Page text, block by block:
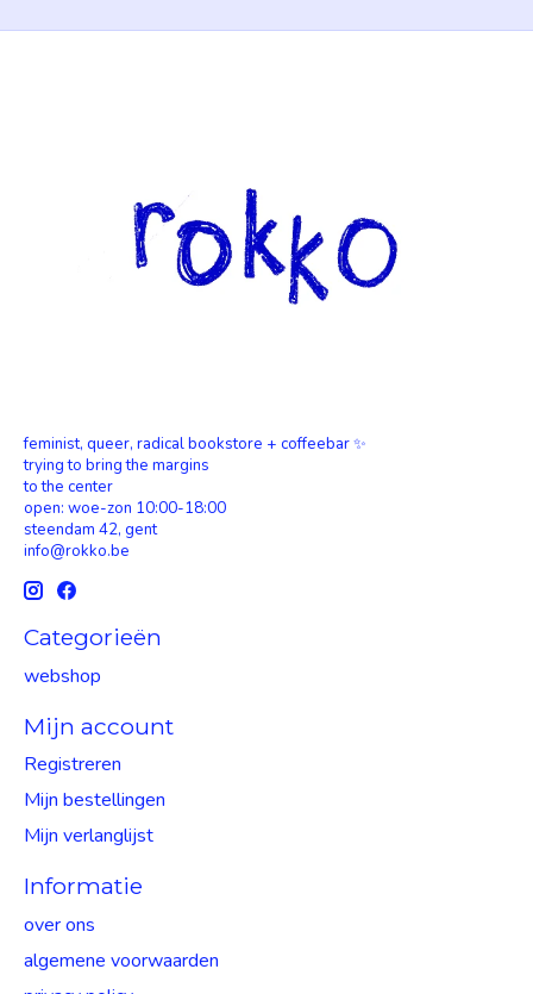
feminist, queer, radical bookstore + coffeebar ✨
trying to bring the margins
to the center
open: woe-zon 10:00-18:00
steendam 42, gent
info@rokko.be
Categorieën
webshop
Mijn account
Registreren
Mijn bestellingen
Mijn verlanglijst
Informatie
over ons
algemene voorwaarden